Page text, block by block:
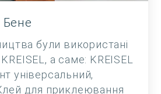
Бене
були використані
а саме: KREISEL
універсальний,
для приклеювання